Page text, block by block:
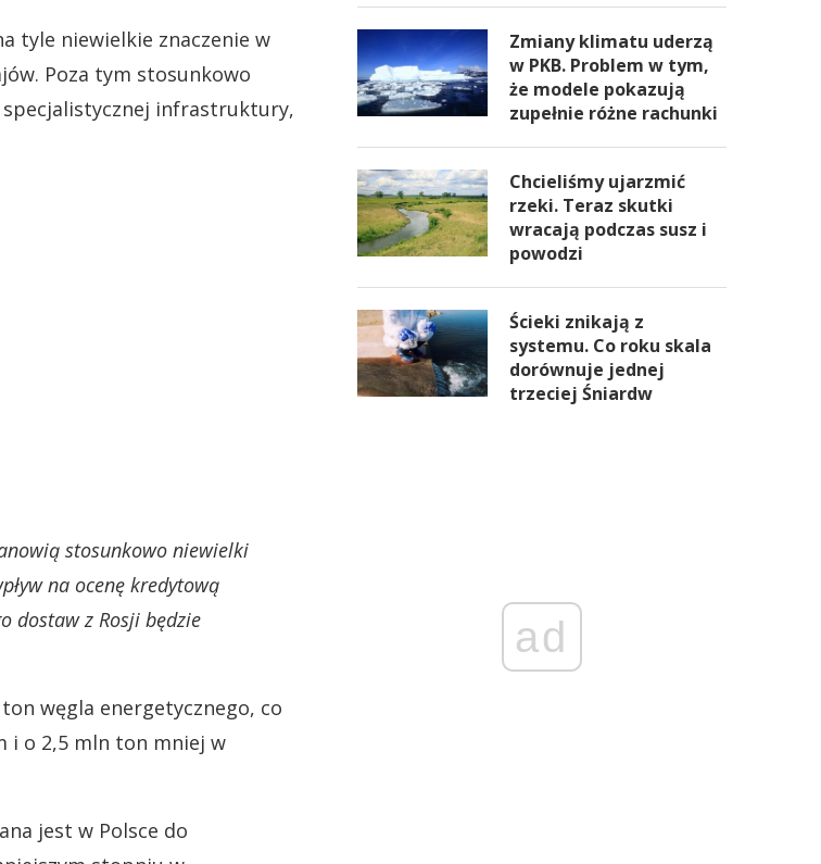
tyle niewielkie znaczenie w
Poza tym stosunkowo
infrastruktury,
stosunkowo niewielki
na ocenę kredytową
dostaw z Rosji będzie
węgla energetycznego, co
i o 2,5 mln ton mniej w
jest w Polsce do
Zmiany klimatu uderzą
w PKB. Problem w tym,
że modele pokazują
zupełnie różne rachunki
Chcieliśmy ujarzmić
rzeki. Teraz skutki
wracają podczas susz i
powodzi
Ścieki znikają z
systemu. Co roku skala
dorównuje jednej
trzeciej Śniardw
ad